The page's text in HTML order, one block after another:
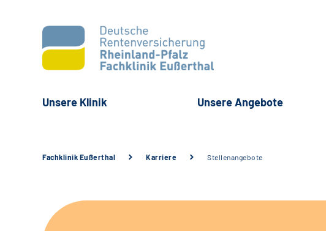
Unsere Klinik Unsere Angebote
Fachklinik Eußerthal Karriere Stellenangebote